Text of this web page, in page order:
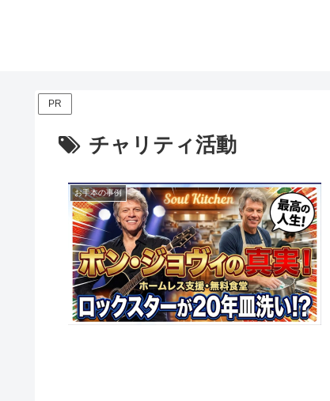
PR
チャリティ活動
お手本の事例